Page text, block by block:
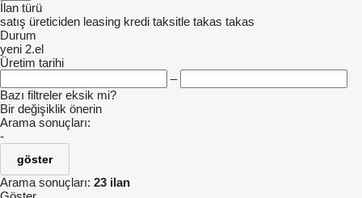
İlan türü
satış üreticiden leasing kredi taksitle takas takas
Durum
yeni 2.el
Üretim tarihi
–
Bazı filtreler eksik mi?
Bir değişiklik önerin
Arama sonuçları:
-
göster
Arama sonuçları: 23 ilan